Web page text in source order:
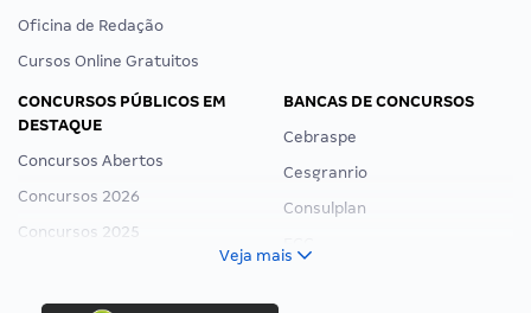
Oficina de Redação
Cursos Online Gratuitos
CONCURSOS PÚBLICOS EM
DESTAQUE
Concursos Abertos
Concursos 2026
Concursos 2025
Concurso Ibama
BANCAS DE CONCURSOS
Cebraspe
Cesgranrio
Consulplan
Veja mais